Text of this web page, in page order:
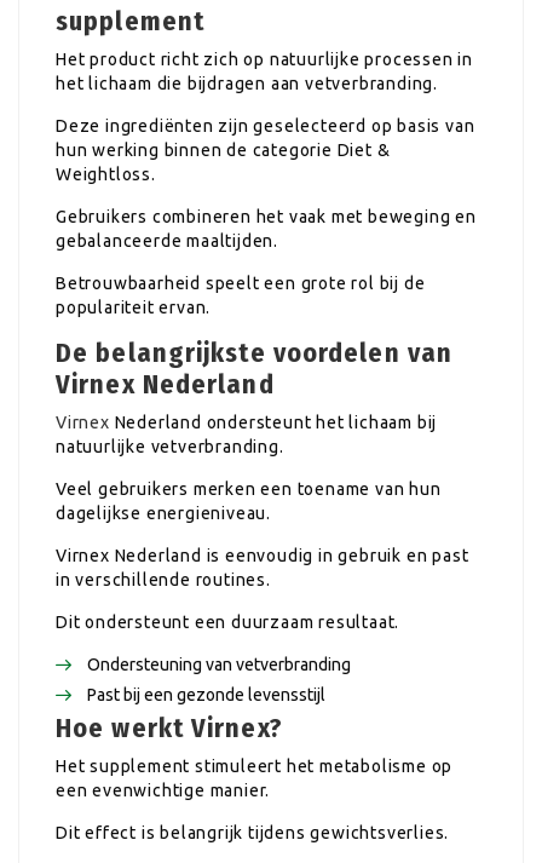
supplement
Het product richt zich op natuurlijke processen in
het lichaam die bijdragen aan vetverbranding.
Deze ingrediënten zijn geselecteerd op basis van
hun werking binnen de categorie Diet &
Weightloss.
Gebruikers combineren het vaak met beweging en
gebalanceerde maaltijden.
Betrouwbaarheid speelt een grote rol bij de
populariteit ervan.
De belangrijkste voordelen van
Virnex Nederland
Virnex Nederland ondersteunt het lichaam bij
natuurlijke vetverbranding.
Veel gebruikers merken een toename van hun
dagelijkse energieniveau.
Virnex Nederland is eenvoudig in gebruik en past
in verschillende routines.
Dit ondersteunt een duurzaam resultaat.
Ondersteuning van vetverbranding
Past bij een gezonde levensstijl
Hoe werkt Virnex?
Het supplement stimuleert het metabolisme op
een evenwichtige manier.
Dit effect is belangrijk tijdens gewichtsverlies.